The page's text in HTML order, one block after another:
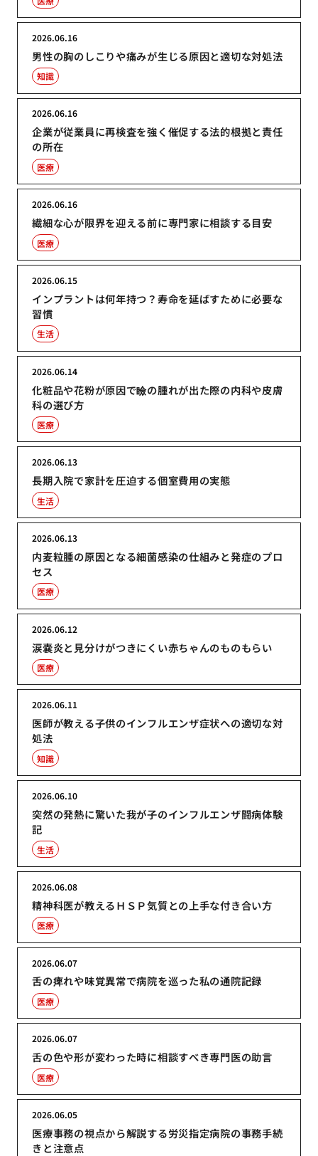
男性の胸のしこりや痛みが生じる原因と適切な対処法
2026.06.16
知識
企業が従業員に再検査を強く催促する法的根拠と責任
の所在
2026.06.16
医療
繊細な心が限界を迎える前に専門家に相談する目安
2026.06.16
医療
インプラントは何年持つ？寿命を延ばすために必要な
習慣
2026.06.15
生活
化粧品や花粉が原因で瞼の腫れが出た際の内科や皮膚
科の選び方
2026.06.14
医療
長期入院で家計を圧迫する個室費用の実態
2026.06.13
生活
内麦粒腫の原因となる細菌感染の仕組みと発症のプロ
セス
2026.06.13
医療
涙嚢炎と見分けがつきにくい赤ちゃんのものもらい
2026.06.12
医療
医師が教える子供のインフルエンザ症状への適切な対
処法
2026.06.11
知識
突然の発熱に驚いた我が子のインフルエンザ闘病体験
記
2026.06.10
生活
精神科医が教えるＨＳＰ気質との上手な付き合い方
2026.06.08
医療
舌の痺れや味覚異常で病院を巡った私の通院記録
2026.06.07
医療
舌の色や形が変わった時に相談すべき専門医の助言
2026.06.07
医療
医療事務の視点から解説する労災指定病院の事務手続
きと注意点
2026.06.05